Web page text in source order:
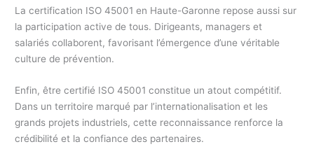
La certification ISO 45001 en Haute-Garonne repose aussi sur
la participation active de tous. Dirigeants, managers et
salariés collaborent, favorisant l’émergence d’une véritable
culture de prévention.
Enfin, être certifié ISO 45001 constitue un atout compétitif.
Dans un territoire marqué par l’internationalisation et les
grands projets industriels, cette reconnaissance renforce la
crédibilité et la confiance des partenaires.